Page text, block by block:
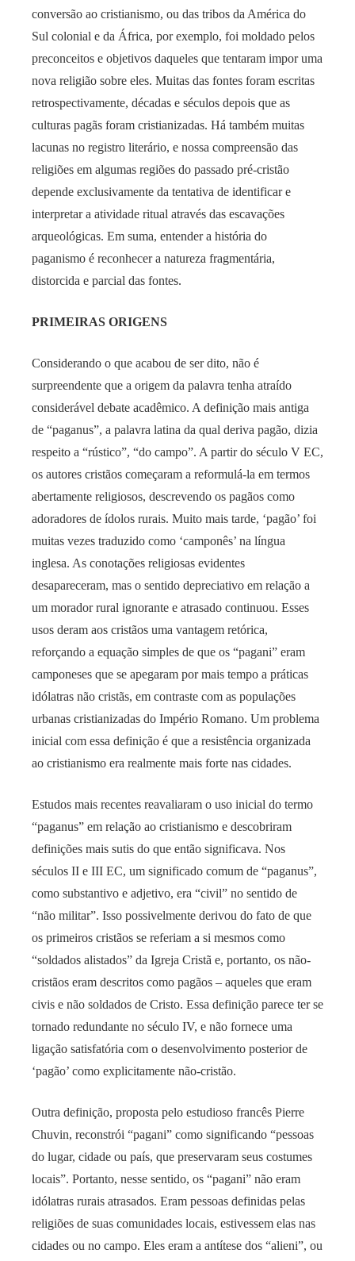
conversão ao cristianismo, ou das tribos da América do
Sul colonial e da África, por exemplo, foi moldado pelos
preconceitos e objetivos daqueles que tentaram impor uma
nova religião sobre eles. Muitas das fontes foram escritas
retrospectivamente, décadas e séculos depois que as
culturas pagãs foram cristianizadas. Há também muitas
lacunas no registro literário, e nossa compreensão das
religiões em algumas regiões do passado pré-cristão
depende exclusivamente da tentativa de identificar e
interpretar a atividade ritual através das escavações
arqueológicas. Em suma, entender a história do
paganismo é reconhecer a natureza fragmentária,
distorcida e parcial das fontes.
PRIMEIRAS ORIGENS
Considerando o que acabou de ser dito, não é
surpreendente que a origem da palavra tenha atraído
considerável debate acadêmico. A definição mais antiga
de “paganus”, a palavra latina da qual deriva pagão, dizia
respeito a “rústico”, “do campo”. A partir do século V EC,
os autores cristãos começaram a reformulá-la em termos
abertamente religiosos, descrevendo os pagãos como
adoradores de ídolos rurais. Muito mais tarde, ‘pagão’ foi
muitas vezes traduzido como ‘camponês’ na língua
inglesa. As conotações religiosas evidentes
desapareceram, mas o sentido depreciativo em relação a
um morador rural ignorante e atrasado continuou. Esses
usos deram aos cristãos uma vantagem retórica,
reforçando a equação simples de que os “pagani” eram
camponeses que se apegaram por mais tempo a práticas
idólatras não cristãs, em contraste com as populações
urbanas cristianizadas do Império Romano. Um problema
inicial com essa definição é que a resistência organizada
ao cristianismo era realmente mais forte nas cidades.
Estudos mais recentes reavaliaram o uso inicial do termo
“paganus” em relação ao cristianismo e descobriram
definições mais sutis do que então significava. Nos
séculos II e III EC, um significado comum de “paganus”,
como substantivo e adjetivo, era “civil” no sentido de
“não militar”. Isso possivelmente derivou do fato de que
os primeiros cristãos se referiam a si mesmos como
“soldados alistados” da Igreja Cristã e, portanto, os não-
cristãos eram descritos como pagãos – aqueles que eram
civis e não soldados de Cristo. Essa definição parece ter se
tornado redundante no século IV, e não fornece uma
ligação satisfatória com o desenvolvimento posterior de
‘pagão’ como explicitamente não-cristão.
Outra definição, proposta pelo estudioso francês Pierre
Chuvin, reconstrói “pagani” como significando “pessoas
do lugar, cidade ou país, que preservaram seus costumes
locais”. Portanto, nesse sentido, os “pagani” não eram
idólatras rurais atrasados. Eram pessoas definidas pelas
religiões de suas comunidades locais, estivessem elas nas
cidades ou no campo. Eles eram a antítese dos “alieni”, ou